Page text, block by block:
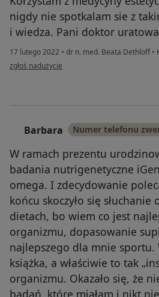
nigdy nie spotkalam sie z
i wiedza. Pani doktor
17 lutego 2022 • dr n. med. Beata Dethloff•
w opinii użytkownika Polecam w 1000%
zgłoś nadużycie
Barbara Numer telefonu
W ramach prezentu
badania nutrigenetyczne
omega. I zdecydowanie
końcu skoczyło się
dietach, bo wiem co jest
organizmu, dopasowanie
najlepszego dla mnie
książka, a właściwie to tak
organizmu. Okazało się, że